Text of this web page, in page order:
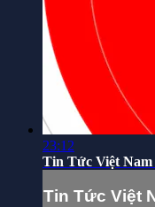
23:12
Tin Tức Việt Nam
Tin Tức Việt